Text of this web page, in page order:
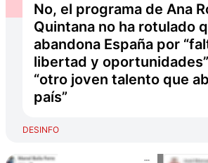
No, el programa de Ana
Quintana no ha rotulado
abandona España por
libertad y
“otro joven talento que
país”
DESINFO